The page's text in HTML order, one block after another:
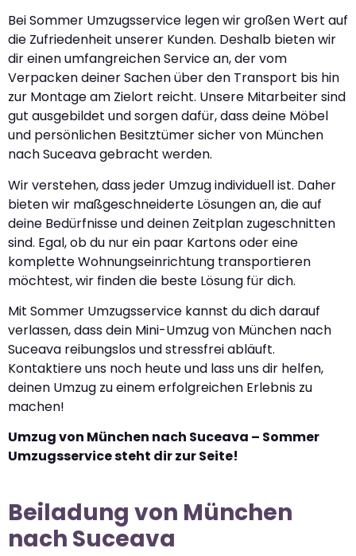
Bei Sommer Umzugsservice legen wir großen Wert auf
die Zufriedenheit unserer Kunden. Deshalb bieten wir
dir einen umfangreichen Service an, der vom
Verpacken deiner Sachen über den Transport bis hin
zur Montage am Zielort reicht. Unsere Mitarbeiter sind
gut ausgebildet und sorgen dafür, dass deine Möbel
und persönlichen Besitztümer sicher von München
nach Suceava gebracht werden.
Wir verstehen, dass jeder Umzug individuell ist. Daher
bieten wir maßgeschneiderte Lösungen an, die auf
deine Bedürfnisse und deinen Zeitplan zugeschnitten
sind. Egal, ob du nur ein paar Kartons oder eine
komplette Wohnungseinrichtung transportieren
möchtest, wir finden die beste Lösung für dich.
Mit Sommer Umzugsservice kannst du dich darauf
verlassen, dass dein Mini-Umzug von München nach
Suceava reibungslos und stressfrei abläuft.
Kontaktiere uns noch heute und lass uns dir helfen,
deinen Umzug zu einem erfolgreichen Erlebnis zu
machen!
Umzug von München nach Suceava – Sommer
Umzugsservice steht dir zur Seite!
Beiladung von München
nach Suceava